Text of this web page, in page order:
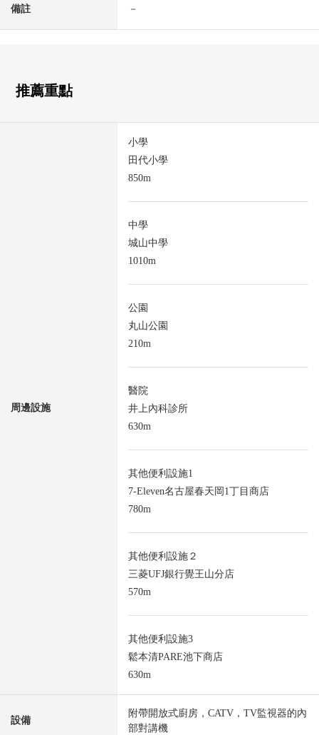
備註 －
推薦重點
周邊設施
小學
田代小學
850m
中學
城山中學
1010m
公園
丸山公園
210m
醫院
井上內科診所
630m
其他便利設施1
7-Eleven名古屋春天岡1丁目商店
780m
其他便利設施２
三菱UFJ銀行覺王山分店
570m
其他便利設施3
鬆本清PARE池下商店
630m
設備
附帶開放式廚房，CATV，TV監視器的內
部對講機